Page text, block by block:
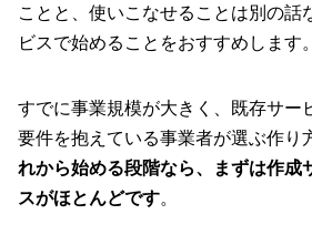
ことと、使いこなせることは別の話
ビスで始めることをおすすめします。
すでに事業規模が大きく、既存サー
要件を抱えている事業者が選ぶ作り
れから始める段階なら、まずは作成
スがほとんどです。